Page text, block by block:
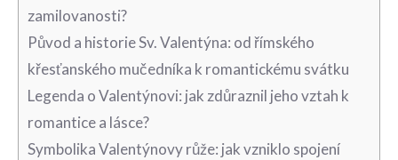
zamilovanosti?
Původ⁣ a historie Sv. Valentýna: ​od římského‍
křesťanského mučedníka k romantickému svátku
Legenda o Valentýnovi:‍ jak zdůraznil jeho vztah k
romantice a lásce?
Symbolika Valentýnovy⁤ růže:​ jak vzniklo spojení